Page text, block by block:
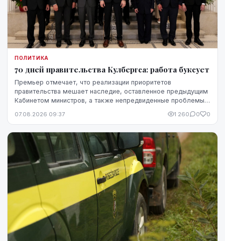
ПОЛИТИКА
70 дней правительства Кулбергса: работа буксует
Премьер отмечает, что реализации приоритетов
правительства мешает наследие, оставленное предыдущим
Кабинетом министров, а также непредвиденные проблемы,
стремительного прогресса.
07.08.2026 09:37 1 260 0 0